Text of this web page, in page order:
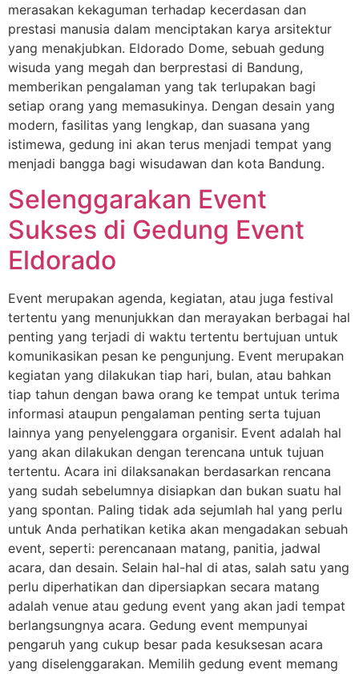
merasakan kekaguman terhadap kecerdasan dan
prestasi manusia dalam menciptakan karya arsitektur
yang menakjubkan. Eldorado Dome, sebuah gedung
wisuda yang megah dan berprestasi di Bandung,
memberikan pengalaman yang tak terlupakan bagi
setiap orang yang memasukinya. Dengan desain yang
modern, fasilitas yang lengkap, dan suasana yang
istimewa, gedung ini akan terus menjadi tempat yang
menjadi bangga bagi wisudawan dan kota Bandung.
Selenggarakan Event
Sukses di Gedung Event
Eldorado
Event merupakan agenda, kegiatan, atau juga festival
tertentu yang menunjukkan dan merayakan berbagai hal
penting yang terjadi di waktu tertentu bertujuan untuk
komunikasikan pesan ke pengunjung. Event merupakan
kegiatan yang dilakukan tiap hari, bulan, atau bahkan
tiap tahun dengan bawa orang ke tempat untuk terima
informasi ataupun pengalaman penting serta tujuan
lainnya yang penyelenggara organisir. Event adalah hal
yang akan dilakukan dengan terencana untuk tujuan
tertentu. Acara ini dilaksanakan berdasarkan rencana
yang sudah sebelumnya disiapkan dan bukan suatu hal
yang spontan. Paling tidak ada sejumlah hal yang perlu
untuk Anda perhatikan ketika akan mengadakan sebuah
event, seperti: perencanaan matang, panitia, jadwal
acara, dan desain. Selain hal-hal di atas, salah satu yang
perlu diperhatikan dan dipersiapkan secara matang
adalah venue atau gedung event yang akan jadi tempat
berlangsungnya acara. Gedung event mempunyai
pengaruh yang cukup besar pada kesuksesan acara
yang diselenggarakan. Memilih gedung event memang